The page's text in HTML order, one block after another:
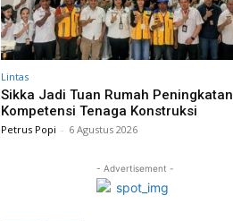
Lintas
Sikka Jadi Tuan Rumah Peningkatan
Kompetensi Tenaga Konstruksi
Petrus Popi - 6 Agustus 2026
- Advertisement -